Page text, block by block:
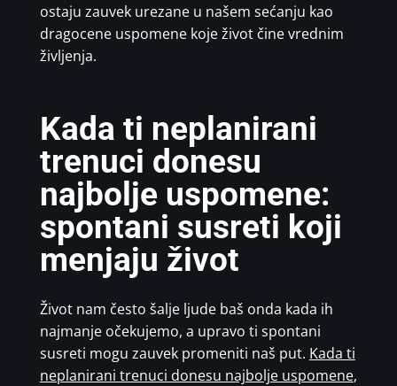
ostaju zauvek urezane u našem sećanju kao
dragocene uspomene koje život čine vrednim
življenja.
Kada ti neplanirani
trenuci donesu
najbolje uspomene:
spontani susreti koji
menjaju život
Život nam često šalje ljude baš onda kada ih
najmanje očekujemo, a upravo ti spontani
susreti mogu zauvek promeniti naš put. Kada ti
neplanirani trenuci donesu najbolje uspomene,